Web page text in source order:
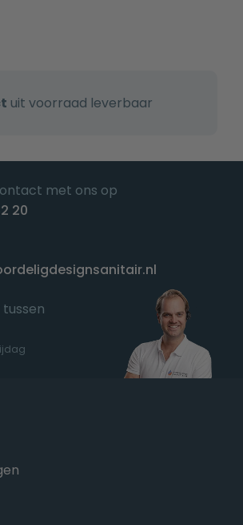
uit voorraad leverbaar
met ons op
20